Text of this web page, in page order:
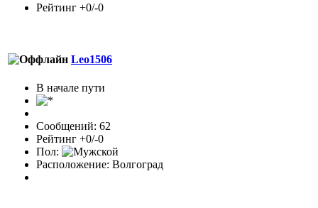
Рейтинг +0/-0
Leo1506
В начале пути
Сообщений: 62
Рейтинг +0/-0
Пол:
Расположение: Волгоград